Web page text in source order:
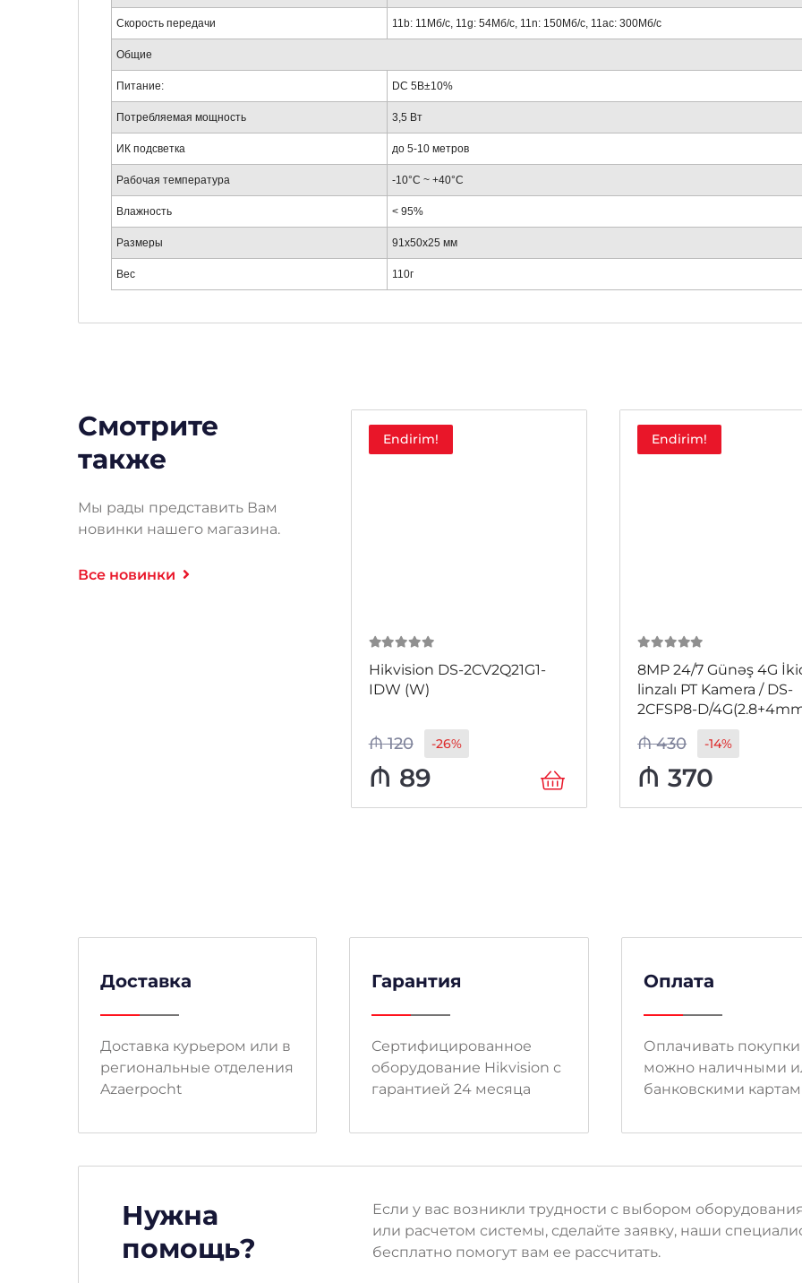
Скорость передачи 11b: 11Mб/с, 11g: 54Mб/с, 11n: 150Mб/с, 11ac: 300Mб/с
Общие
Питание: DC 5В±10%
Потребляемая мощность 3,5 Вт
ИК подсветка до 5-10 метров
Рабочая температура -10°C ~ +40°C
Влажность < 95%
Размеры 91x50x25 мм
Вес 110г
Смотрите
также
Мы рады представить Вам
новинки нашего магазина.
Все новинки
Endirim!
Hikvision DS-2CV2Q21G1-
IDW (W)
₼120 -26%
₼ 89
Endirim!
8MP 24/7 Günəş 4G
linzalı PT Kamera / DS-
2CFSP8-D/
₼430 -14%
₼ 370
Доставка
Доставка курьером или в
региональные отделения
Azaerpocht
Гарантия
Сертифицированное
оборудование Hikvision с
гарантией 24 месяца
Оплата
Оплачивать покупки
можно наличными
банковскими
Нужна
помощь?
Если у вас возникли трудности с выбором оборудования
или расчетом системы, сделайте заявку, наши
бесплатно помогут вам ее рассчитать.